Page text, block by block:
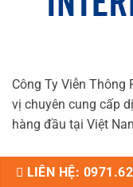
Công Ty Viễn Thông
vị chuyên cung cấp
hàng đầu tại Việt
LIÊN HỆ: